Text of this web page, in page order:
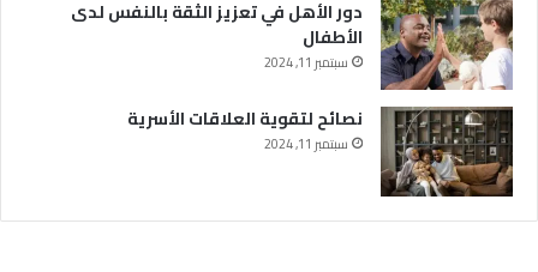
دور الأهل في تعزيز الثقة بالنفس لدى
الأطفال
سبتمبر 11, 2024
نصائح لتقوية العلاقات الأسرية
سبتمبر 11, 2024